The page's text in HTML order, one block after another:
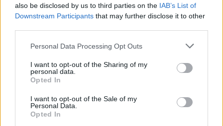
also be disclosed by us to third parties on the IAB’s List of
Downstream Participants that may further disclose it to other
Personal Data Processing Opt Outs
I want to opt-out of the Sharing of my
personal data.
Opted In
I want to opt-out of the Sale of my
Personal Data.
Opted In
Lietuvos diena
00:00:57
Savaitės vidurys nusimato karštas: temperatūra kils iki
Žinios | Orai
00:00:59
Nufilmavo, kaip patvino Vilniaus Vakarinis aplinkkelis:
vaizdas pribloškia